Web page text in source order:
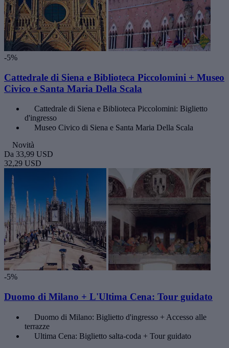
-5%
Cattedrale di Siena e Biblioteca Piccolomini + Museo
Civico e Santa Maria Della Scala
Cattedrale di Siena e Biblioteca Piccolomini: Biglietto
d'ingresso
Museo Civico di Siena e Santa Maria Della Scala
Novità
Da 33,99 USD
32,29 USD
-5%
Duomo di Milano + L'Ultima Cena: Tour guidato
Duomo di Milano: Biglietto d'ingresso + Accesso alle
terrazze
Ultima Cena: Biglietto salta-coda + Tour guidato